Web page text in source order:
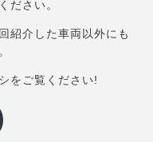
ださい。
紹介した車両以外にも
をご覧ください!